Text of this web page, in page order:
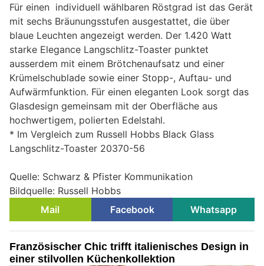
Für einen individuell wählbaren Röstgrad ist das Gerät
mit sechs Bräunungsstufen ausgestattet, die über
blaue Leuchten angezeigt werden. Der 1.420 Watt
starke Elegance Langschlitz-Toaster punktet
ausserdem mit einem Brötchenaufsatz und einer
Krümelschublade sowie einer Stopp-, Auftau- und
Aufwärmfunktion. Für einen eleganten Look sorgt das
Glasdesign gemeinsam mit der Oberfläche aus
hochwertigem, polierten Edelstahl.
* Im Vergleich zum Russell Hobbs Black Glass
Langschlitz-Toaster 20370-56
Quelle: Schwarz & Pfister Kommunikation
Bildquelle: Russell Hobbs
Mail
Facebook Whatsapp
Französischer Chic trifft italienisches Design in
einer stilvollen Küchenkollektion